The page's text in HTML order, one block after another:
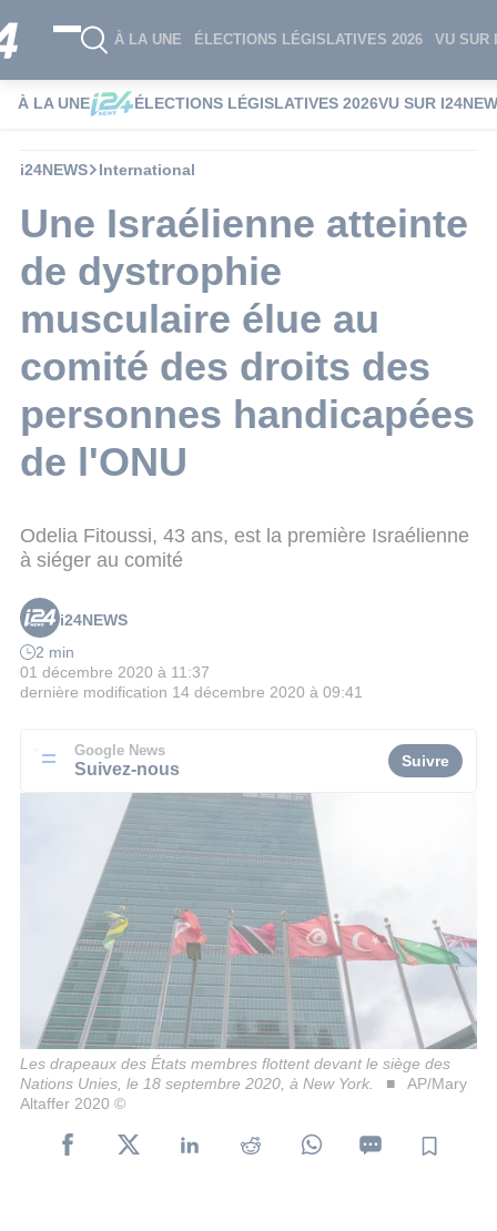
À LA UNE ÉLECTIONS LÉGISLATIVES 2026 VU SUR
À LA UNE ÉLECTIONS LÉGISLATIVES 2026VU SUR
i24NEWS International
Une Israélienne atteinte
de dystrophie
musculaire élue au
comité des droits des
personnes handicapées
de l'ONU
Odelia Fitoussi, 43 ans, est la première Israélienne
à siéger au comité
i24NEWS
2 min
01 décembre 2020 à 11:37
dernière modification 14 décembre 2020 à 09:41
Google News
Suivez-nous Suivre
Les drapeaux des États membres flottent devant le siège des
Nations Unies, le 18 septembre 2020, à New York.
AP/Mary
Altaffer 2020 ©